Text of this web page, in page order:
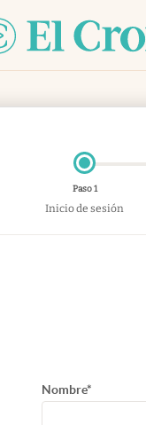
Paso 1
Inicio de sesión
Nombre*